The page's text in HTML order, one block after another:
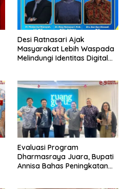
Desi Ratnasari Ajak
Masyarakat Lebih Waspada
Melindungi Identitas Digital
Evaluasi Program
Dharmasraya Juara, Bupati
Annisa Bahas Peningkatan